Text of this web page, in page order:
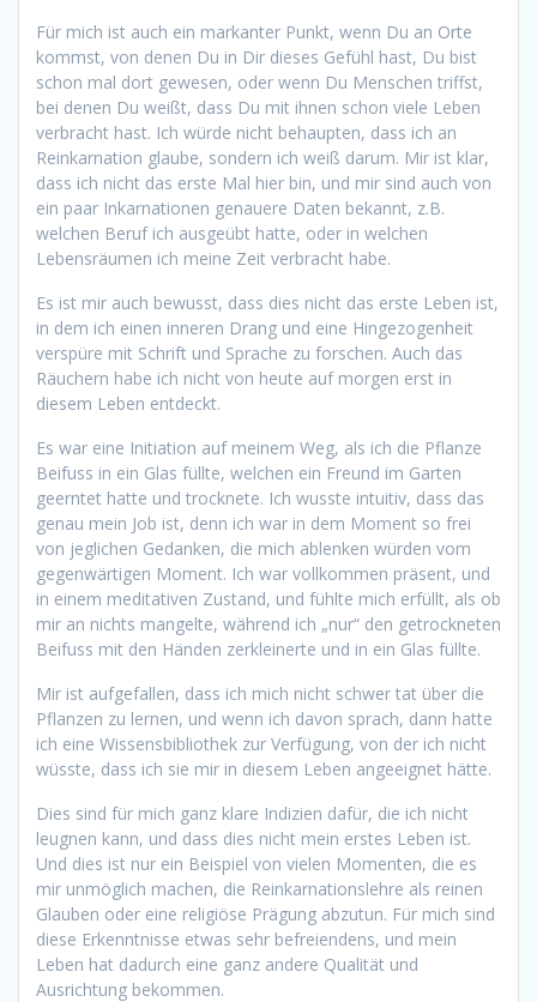
Für mich ist auch ein markanter Punkt, wenn Du an Orte
kommst, von denen Du in Dir dieses Gefühl hast, Du bist
schon mal dort gewesen, oder wenn Du Menschen triffst,
bei denen Du weißt, dass Du mit ihnen schon viele Leben
verbracht hast. Ich würde nicht behaupten, dass ich an
Reinkarnation glaube, sondern ich weiß darum. Mir ist klar,
dass ich nicht das erste Mal hier bin, und mir sind auch von
ein paar Inkarnationen genauere Daten bekannt, z.B.
welchen Beruf ich ausgeübt hatte, oder in welchen
Lebensräumen ich meine Zeit verbracht habe.
Es ist mir auch bewusst, dass dies nicht das erste Leben ist,
in dem ich einen inneren Drang und eine Hingezogenheit
verspüre mit Schrift und Sprache zu forschen. Auch das
Räuchern habe ich nicht von heute auf morgen erst in
diesem Leben entdeckt.
Es war eine Initiation auf meinem Weg, als ich die Pflanze
Beifuss in ein Glas füllte, welchen ein Freund im Garten
geerntet hatte und trocknete. Ich wusste intuitiv, dass das
genau mein Job ist, denn ich war in dem Moment so frei
von jeglichen Gedanken, die mich ablenken würden vom
gegenwärtigen Moment. Ich war vollkommen präsent, und
in einem meditativen Zustand, und fühlte mich erfüllt, als ob
mir an nichts mangelte, während ich „nur“ den getrockneten
Beifuss mit den Händen zerkleinerte und in ein Glas füllte.
Mir ist aufgefallen, dass ich mich nicht schwer tat über die
Pflanzen zu lernen, und wenn ich davon sprach, dann hatte
ich eine Wissensbibliothek zur Verfügung, von der ich nicht
wüsste, dass ich sie mir in diesem Leben angeeignet hätte.
Dies sind für mich ganz klare Indizien dafür, die ich nicht
leugnen kann, und dass dies nicht mein erstes Leben ist.
Und dies ist nur ein Beispiel von vielen Momenten, die es
mir unmöglich machen, die Reinkarnationslehre als reinen
Glauben oder eine religiöse Prägung abzutun. Für mich sind
diese Erkenntnisse etwas sehr befreiendens, und mein
Leben hat dadurch eine ganz andere Qualität und
Ausrichtung bekommen.